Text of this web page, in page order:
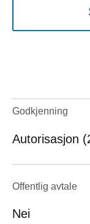
Godkjenning
Autorisasjon
Offentlig avtale
Nei